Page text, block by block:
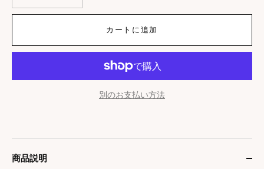
カートに追加
別のお支払い方法
商品説明